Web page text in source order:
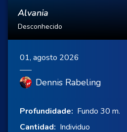
Alvania
Desconhecido
01, agosto 2026
Dennis Rabeling
Profundidade: Fundo 30 m.
Cantidad: Individuo